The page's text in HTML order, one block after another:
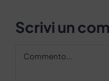
Scrivi un